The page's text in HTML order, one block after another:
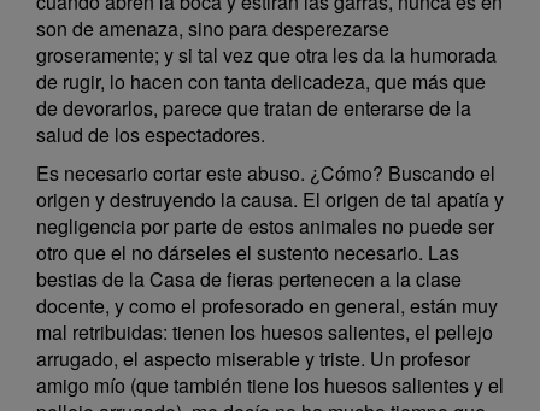
son de amenaza, sino para desperezarse
groseramente; y si tal vez que otra les da la humorada
de rugir, lo hacen con tanta delicadeza, que más que
de devorarlos, parece que tratan de enterarse de la
salud de los espectadores.
Es necesario cortar este abuso. ¿Cómo? Buscando el
origen y destruyendo la causa. El origen de tal apatía y
negligencia por parte de estos animales no puede ser
otro que el no dárseles el sustento necesario. Las
bestias de la Casa de fieras pertenecen a la clase
docente, y como el profesorado en general, están muy
mal retribuidas: tienen los huesos salientes, el pellejo
arrugado, el aspecto miserable y triste. Un profesor
amigo mío (que también tiene los huesos salientes y el